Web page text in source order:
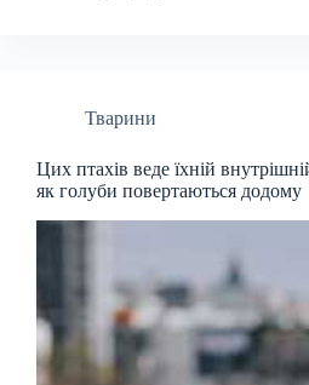
Тварини
Цих птахів веде їхній
як голуби повертаються додому